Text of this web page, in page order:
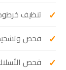
تنظيف
فحص وتشحيم
فحص